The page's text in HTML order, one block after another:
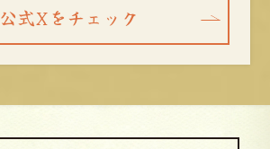
公式Xをチェック